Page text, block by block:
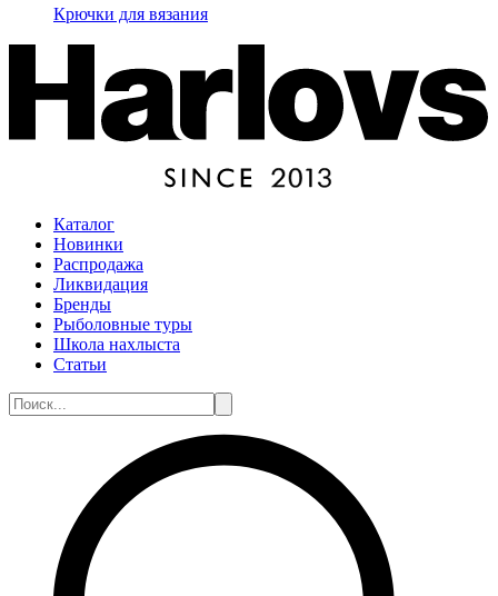
Крючки для вязания
Каталог
Новинки
Распродажа
Ликвидация
Бренды
Рыболовные туры
Школа нахлыста
Статьи